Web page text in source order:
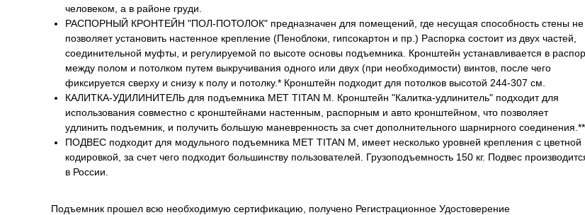
человеком, а в районе груди.
РАСПОРНЫЙ КРОНТЕЙН "ПОЛ-ПОТОЛОК" предназначен для помещений, где несущая способность стены не
позволяет установить настенное крепление (Пеноблоки, гипсокартон и пр.) Распорка состоит из двух частей,
соединительной муфты, и регулируемой по высоте основы подъемника. Кронштейн устанавливается в распор
между полом и потолком путем выкручивания одного или двух (при необходимости) винтов, после чего
фиксируется сверху и снизу к полу и потолку.* Кронштейн подходит для потолков высотой 244-307 см.
КАЛИТКА-УДИЛИНИТЕЛЬ для подъемника MET TITAN M. Кронштейн "Калитка-удлинитель" подходит для
использования совместно с кронштейнами настенным, распорным и авто кронштейном, что позволяет
удлинить подъемник, и получить большую маневренность за счет дополнительного шарнирного соединения.**
ПОДВЕС подходит для модульного подъемника MET TITAN M, имеет несколько уровней крепления с цветной
кодировкой, за счет чего подходит большинству пользователей. Грузоподъемность 150 кг. Подвес
в России.
Подъемник прошел всю необходимую сертификацию, получено Регистрационное Удостоверение